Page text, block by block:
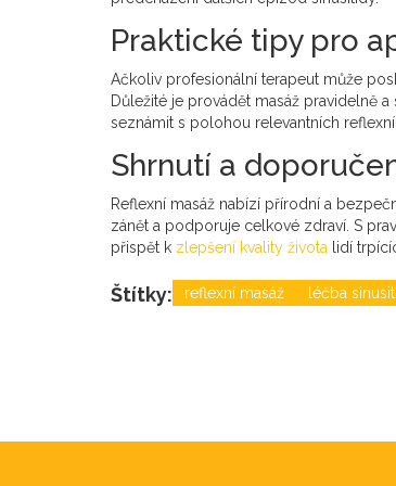
Praktické tipy pro
Ačkoliv profesionální terapeut může
Důležité je provádět masáž pravidelně
seznámit s polohou relevantních
Shrnutí a
Reflexní masáž nabízí přírodní a
zánět a podporuje celkové zdraví. S
přispět k zlepšení kvality života lidí
Štítky: reflexní masáž léčba